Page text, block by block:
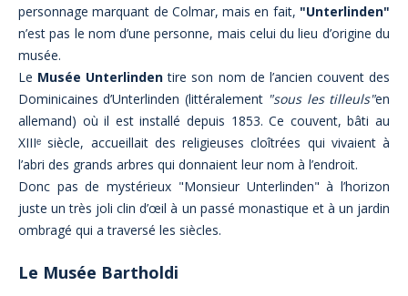
personnage marquant de Colmar, mais en fait, "Unterlinden"
n’est pas le nom d’une personne, mais celui du lieu d’origine du
musée.
Le Musée Unterlinden tire son nom de l’ancien couvent des
Dominicaines d’Unterlinden (littéralement "sous les tilleuls"en
allemand) où il est installé depuis 1853. Ce couvent, bâti au
XIIIᵉ siècle, accueillait des religieuses cloîtrées qui vivaient à
l’abri des grands arbres qui donnaient leur nom à l’endroit.
Donc pas de mystérieux "Monsieur Unterlinden" à l’horizon
juste un très joli clin d’œil à un passé monastique et à un jardin
ombragé qui a traversé les siècles.
Le Musée Bartholdi